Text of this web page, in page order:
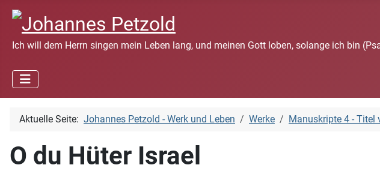
Ich will dem Herrn singen mein Leben lang, und meinen Gott loben, solange ich bin
Aktuelle Seite: Johannes Petzold - Werk und Leben Werke Manuskripte 4 - Titel
O du Hüter Israel